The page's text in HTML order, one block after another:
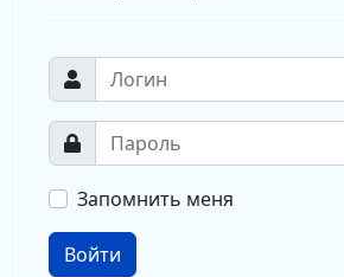
Запомнить меня
Войти